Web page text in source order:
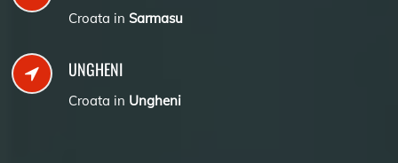
Croata in Sarmasu
UNGHENI
Croata in Ungheni